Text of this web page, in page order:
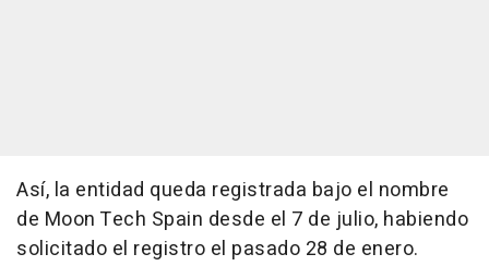
Así, la entidad queda registrada bajo el nombre
de Moon Tech Spain desde el 7 de julio, habiendo
solicitado el registro el pasado 28 de enero.